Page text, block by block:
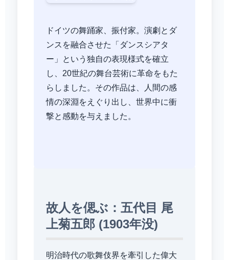
ドイツの舞踊家、振付家。演劇とダ
ンスを融合させた「ダンスシアタ
ー」という独自の表現様式を確立
し、20世紀の舞台芸術に革命をもた
らしました。その作品は、人間の感
情の深淵をえぐり出し、世界中に衝
撃と感動を与えました。
故人を偲ぶ：五代目 尾
上菊五郎 (1903年没)
明治時代の歌舞伎界を牽引した偉大